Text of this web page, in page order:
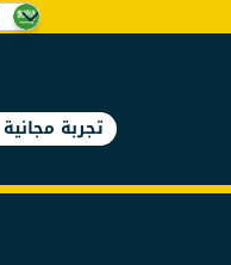
تجربة مجانية